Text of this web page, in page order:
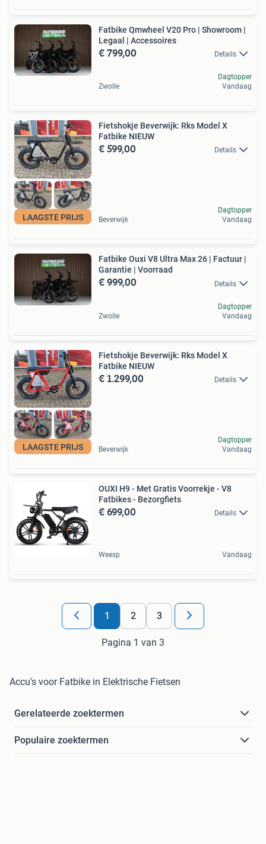
Fatbike Qmwheel V20 Pro | Showroom |
Legaal | Accessoires
€ 799,00 Details
Zwolle
Dagtopper
Vandaag
LAAGSTE PRIJS
Fietshokje Beverwijk: Rks Model X
Fatbike NIEUW
€ 599,00 Details
Beverwijk
Dagtopper
Vandaag
Fatbike Ouxi V8 Ultra Max 26 | Factuur |
Garantie | Voorraad
€ 999,00 Details
Zwolle
Dagtopper
Vandaag
LAAGSTE PRIJS
Fietshokje Beverwijk: Rks Model X
Fatbike NIEUW
€ 1.299,00 Details
Beverwijk
Dagtopper
Vandaag
OUXI H9 - Met Gratis Voorrekje - V8
Fatbikes - Bezorgfiets
€ 699,00 Details
Weesp Vandaag
1 2 3
Pagina 1 van 3
Accu's voor Fatbike in Elektrische Fietsen
Gerelateerde zoektermen
Populaire zoektermen